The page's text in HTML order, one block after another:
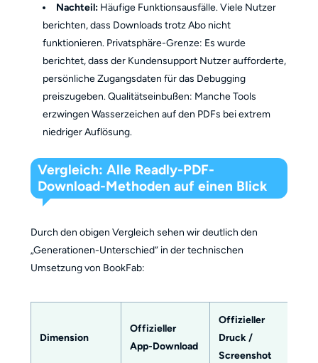
Nachteil: Häufige Funktionsausfälle. Viele Nutzer
berichten, dass Downloads trotz Abo nicht
funktionieren. Privatsphäre-Grenze: Es wurde
berichtet, dass der Kundensupport Nutzer aufforderte,
persönliche Zugangsdaten für das Debugging
preiszugeben. Qualitätseinbußen: Manche Tools
erzwingen Wasserzeichen auf den PDFs bei extrem
niedriger Auflösung.
Vergleich: Alle Readly-PDF-
Download-Methoden auf einen Blick
Durch den obigen Vergleich sehen wir deutlich den
„Generationen-Unterschied“ in der technischen
Umsetzung von BookFab:
Dimension
Offizieller
App-Download
Offizieller
Druck /
Screenshot